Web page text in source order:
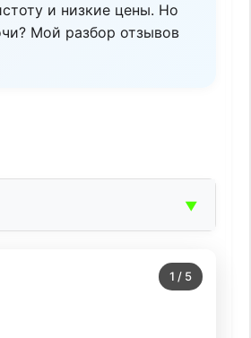
и низкие цены. Но
Мой разбор отзывов
▼
1 / 5